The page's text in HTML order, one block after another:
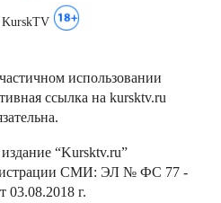
использовании
ссылка на kursktv.ru
“Kursktv.ru”
СМИ: ЭЛ № ФС 77 -
03.08.2018 г.